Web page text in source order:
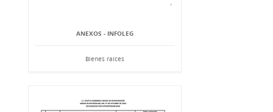
ANEXOS - INFOLEG
Bienes raíces